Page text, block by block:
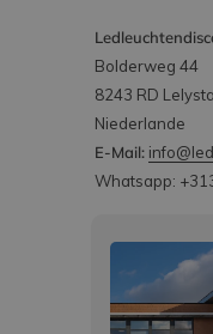
Bolderweg 44
8243 RD
Niederlande
E-Mail:
Whatsapp: